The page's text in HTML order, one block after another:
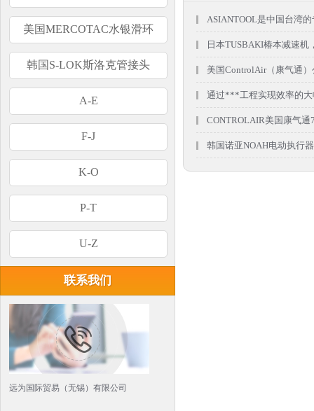
美国MERCOTAC水银滑环
韩国S-LOK斯洛克管接头
A-E
F-J
K-O
P-T
U-Z
联系我们
远为国际贸易（无锡）有限公司
ASIANTOOL是中国台湾
日本TUSBAKI椿本减速机
美国ControlAir（康气通）
通过***工程实现效率的大
CONTROLAIR美国康气通
韩国诺亚NOAH电动执行